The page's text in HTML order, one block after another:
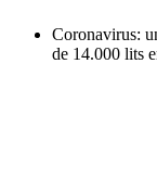
Coronavirus:
de 14.000 lits